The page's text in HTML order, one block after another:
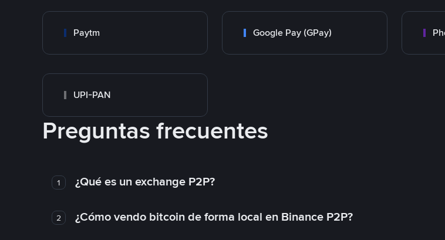
Paytm Google Pay (GPay)
UPI-PAN
Preguntas frecuentes
1 ¿Qué es un exchange P2P?
2 ¿Cómo vendo bitcoin de forma local en Binance P2P?